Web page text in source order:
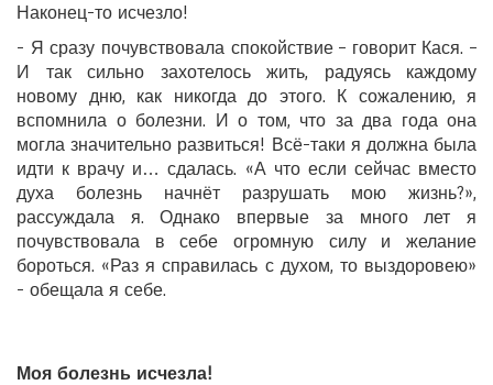
Наконец-то исчезло!
- Я сразу почувствовала спокойствие – говорит Кася. –
И так сильно захотелось жить, радуясь каждому
новому дню, как никогда до этого. К сожалению, я
вспомнила о болезни. И о том, что за два года она
могла значительно развиться! Всё-таки я должна была
идти к врачу и… сдалась. «А что если сейчас вместо
духа болезнь начнёт разрушать мою жизнь?»,
рассуждала я. Однако впервые за много лет я
почувствовала в себе огромную силу и желание
бороться. «Раз я справилась с духом, то выздоровею»
- обещала я себе.
Моя болезнь исчезла!